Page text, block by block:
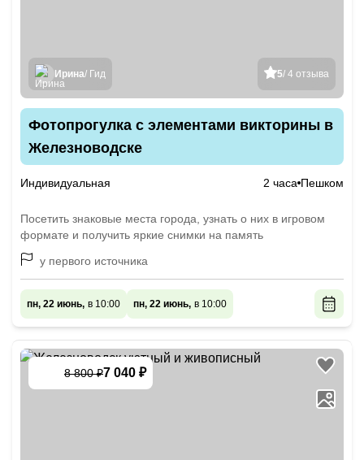
5/ 4 отзыва
Ирина/ Гид
Фотопрогулка с элементами викторины в
Железноводске
Индивидуальная 2 часа Пешком
Посетить знаковые места города, узнать о них в игровом
формате и получить яркие снимки на память
у первого источника
пн, 22 июнь, в 10:00 пн, 22 июнь, в 10:00
8 800 ₽7 040 ₽